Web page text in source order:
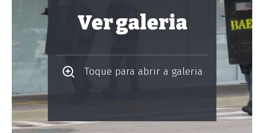
Ver galeria
Toque para abrir a galeria